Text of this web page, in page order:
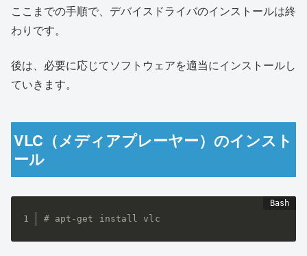
ここまでの手順で、デバイスドライバのインストールは終
わりです。
後は、必要に応じてソフトウェアを適当にインストールし
ていきます。
VLC（メディアプレーヤー）のインスト
ール
# apt-get install vlc